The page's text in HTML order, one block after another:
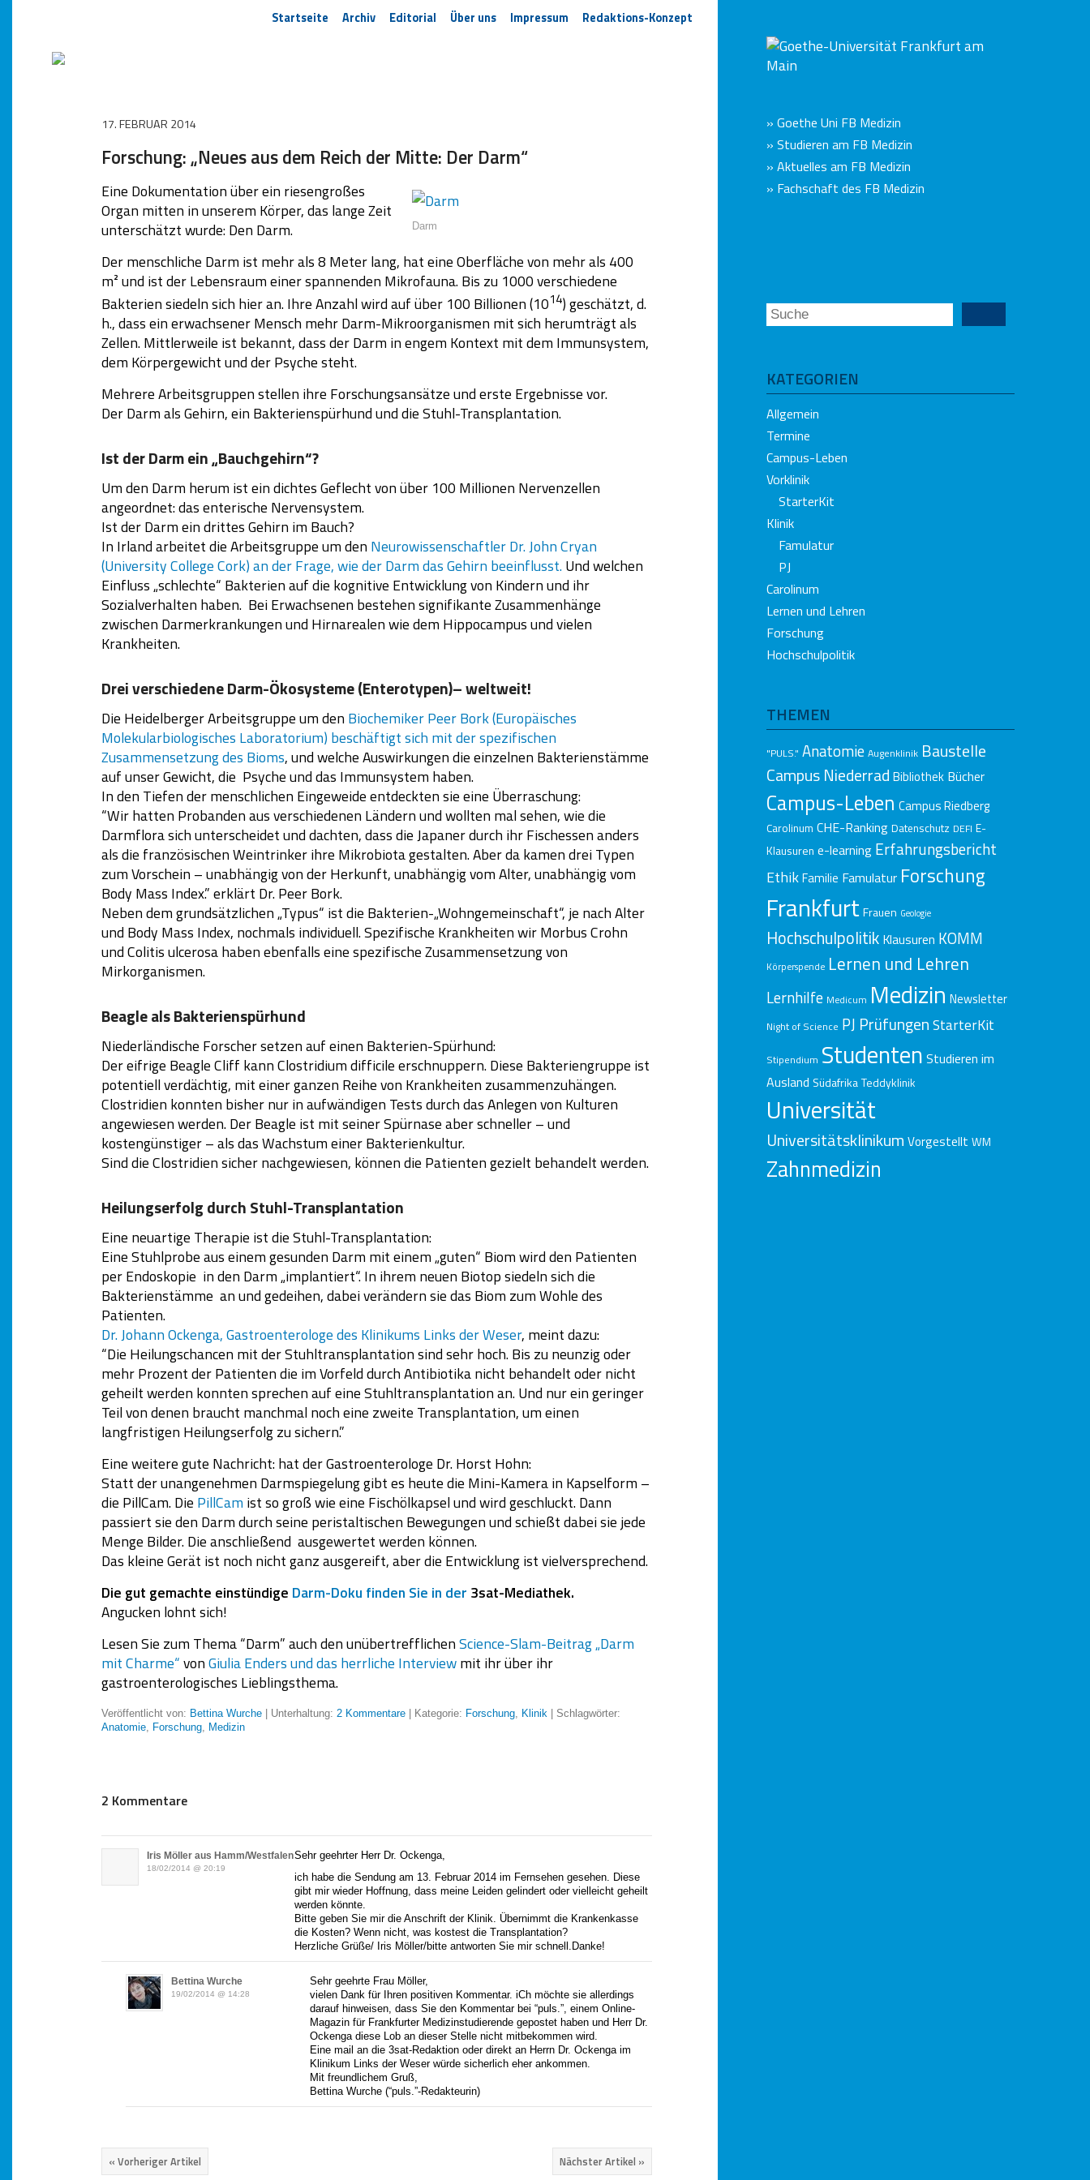
Startseite Archiv Editorial Über uns Impressum Redaktions-Konzept
17. FEBRUAR 2014
Forschung: „Neues aus dem Reich der Mitte: Der Darm“
Darm
Eine Dokumentation über ein riesengroßes
Organ mitten in unserem Körper, das lange Zeit
unterschätzt wurde: Den Darm.
Der menschliche Darm ist mehr als 8 Meter lang, hat eine Oberfläche von mehr als 400
m² und ist der Lebensraum einer spannenden Mikrofauna. Bis zu 1000 verschiedene
Bakterien siedeln sich hier an. Ihre Anzahl wird auf über 100 Billionen (1014) geschätzt, d.
h., dass ein erwachsener Mensch mehr Darm-Mikroorganismen mit sich herumträgt als
Zellen. Mittlerweile ist bekannt, dass der Darm in engem Kontext mit dem Immunsystem,
dem Körpergewicht und der Psyche steht.
Mehrere Arbeitsgruppen stellen ihre Forschungsansätze und erste Ergebnisse vor.
Der Darm als Gehirn, ein Bakterienspürhund und die Stuhl-Transplantation.
Ist der Darm ein „Bauchgehirn“?
Um den Darm herum ist ein dichtes Geflecht von über 100 Millionen Nervenzellen
angeordnet: das enterische Nervensystem.
Ist der Darm ein drittes Gehirn im Bauch?
In Irland arbeitet die Arbeitsgruppe um den Neurowissenschaftler Dr. John Cryan
(University College Cork) an der Frage, wie der Darm das Gehirn beeinflusst.Und welchen
Einfluss „schlechte“ Bakterien auf die kognitive Entwicklung von Kindern und ihr
Sozialverhalten haben. Bei Erwachsenen bestehen signifikante Zusammenhänge
zwischen Darmerkrankungen und Hirnarealen wie dem Hippocampus und vielen
Krankheiten.
Drei verschiedene Darm-Ökosysteme (Enterotypen)– weltweit!
Die Heidelberger Arbeitsgruppe um den Biochemiker Peer Bork (Europäisches
Molekularbiologisches Laboratorium) beschäftigt sich mit der spezifischen
Zusammensetzung des Bioms, und welche Auswirkungen die einzelnen Bakterienstämme
auf unser Gewicht, die Psyche und das Immunsystem haben.
In den Tiefen der menschlichen Eingeweide entdeckten sie eine Überraschung:
“Wir hatten Probanden aus verschiedenen Ländern und wollten mal sehen, wie die
Darmflora sich unterscheidet und dachten, dass die Japaner durch ihr Fischessen anders
als die französischen Weintrinker ihre Mikrobiota gestalten. Aber da kamen drei Typen
zum Vorschein – unabhängig von der Herkunft, unabhängig vom Alter, unabhängig vom
Body Mass Index.”erklärt Dr. Peer Bork.
Neben dem grundsätzlichen „Typus“ ist die Bakterien-„Wohngemeinschaft“, je nach Alter
und Body Mass Index, nochmals individuell. Spezifische Krankheiten wir Morbus Crohn
und Colitis ulcerosa haben ebenfalls eine spezifische Zusammensetzung von
Mirkorganismen.
Beagle als Bakterienspürhund
Niederländische Forscher setzen auf einen Bakterien-Spürhund:
Der eifrige Beagle Cliff kannClostridium difficileerschnuppern. Diese Bakteriengruppe ist
potentiell verdächtig, mit einer ganzen Reihe von Krankheiten zusammenzuhängen.
Clostridien konnten bisher nur in aufwändigen Tests durch das Anlegen von Kulturen
angewiesen werden. Der Beagle ist mit seiner Spürnase aber schneller – und
kostengünstiger – als das Wachstum einer Bakterienkultur.
Sind die Clostridien sicher nachgewiesen, können die Patienten gezielt behandelt werden.
Heilungserfolg durch Stuhl-Transplantation
Eine neuartige Therapie ist die Stuhl-Transplantation:
Eine Stuhlprobe aus einem gesunden Darm mit einem „guten“ Biom wird den Patienten
per Endoskopie in den Darm „implantiert“. In ihrem neuen Biotop siedeln sich die
Bakterienstämme an und gedeihen, dabei verändern sie das Biom zum Wohle des
Patienten.
Dr. Johann Ockenga, Gastroenterologe des Klinikums Links der Weser, meint dazu:
“Die Heilungschancen mit der Stuhltransplantation sind sehr hoch. Bis zu neunzig oder
mehr Prozent der Patienten die im Vorfeld durch Antibiotika nicht behandelt oder nicht
geheilt werden konnten sprechen auf eine Stuhltransplantation an. Und nur ein geringer
Teil von denen braucht manchmal noch eine zweite Transplantation, um einen
langfristigen Heilungserfolg zu sichern.”
Eine weitere gute Nachricht: hat der Gastroenterologe Dr. Horst Hohn:
Statt der unangenehmen Darmspiegelung gibt es heute die Mini-Kamera in Kapselform –
die PillCam. Die PillCam ist so groß wie eine Fischölkapsel und wird geschluckt. Dann
passiert sie den Darm durch seine peristaltischen Bewegungen und schießt dabei sie jede
Menge Bilder. Die anschließend ausgewertet werden können.
Das kleine Gerät ist noch nicht ganz ausgereift, aber die Entwicklung ist vielversprechend.
Die gut gemachte einstündige Darm-Doku finden Sie in der 3sat-Mediathek.
Angucken lohnt sich!
Lesen Sie zum Thema “Darm” auch den unübertrefflichenScience-Slam-Beitrag „Darm
mit Charme“vonGiulia Enders und das herrliche Interviewmit ihr über ihr
gastroenterologisches Lieblingsthema.
Veröffentlicht von: Bettina Wurche | Unterhaltung: 2 Kommentare | Kategorie: Forschung Klinik
| Schlagwörter:
Anatomie
Forschung Medizin
2 Kommentare
Iris Möller aus Hamm/Westfalen
18/02/2014 @ 20:19
Sehr geehrter Herr Dr. Ockenga,
ich habe die Sendung am 13. Februar 2014 im Fernsehen gesehen. Diese
gibt mir wieder Hoffnung, dass meine Leiden gelindert oder vielleicht geheilt
werden könnte.
Bitte geben Sie mir die Anschrift der Klinik. Übernimmt die Krankenkasse
die Kosten? Wenn nicht, was kostest die Transplantation?
Herzliche Grüße/ Iris Möller/bitte antworten Sie mir schnell.Danke!
Bettina Wurche
19/02/2014 @ 14:28
Sehr geehrte Frau Möller,
vielen Dank für Ihren positiven Kommentar. iCh möchte sie allerdings
darauf hinweisen, dass Sie den Kommentar bei “puls.”, einem Online-
Magazin für Frankfurter Medizinstudierende gepostet haben und Herr Dr.
Ockenga diese Lob an dieser Stelle nicht mitbekommen wird.
Eine mail an die 3sat-Redaktion oder direkt an Herrn Dr. Ockenga im
Klinikum Links der Weser würde sicherlich eher ankommen.
Mit freundlichem Gruß,
Bettina Wurche (“puls.”-Redakteurin)
Nächster Artikel »
« Vorheriger Artikel
» Goethe Uni FB Medizin
» Studieren am FB Medizin
» Aktuelles am FB Medizin
» Fachschaft des FB Medizin
KATEGORIEN
Allgemein
Termine
Campus-Leben
Vorklinik
StarterKit
Klinik
Famulatur
PJ
Carolinum
Lernen und Lehren
Forschung
Hochschulpolitik
THEMEN
"PULS." Anatomie Augenklinik Baustelle
Campus Niederrad Bibliothek Bücher
Campus-Leben Campus Riedberg
Carolinum CHE-Ranking Datenschutz DEFI E-
Klausuren e-learning Erfahrungsbericht
Ethik Familie Famulatur Forschung
Frankfurt Frauen Geologie
Hochschulpolitik Klausuren KOMM
Körperspende Lernen und Lehren
Lernhilfe Medicum Medizin Newsletter
Night of Science PJ Prüfungen StarterKit
Stipendium Studenten Studieren im
Ausland Südafrika Teddyklinik
Universität
Universitätsklinikum Vorgestellt WM
Zahnmedizin